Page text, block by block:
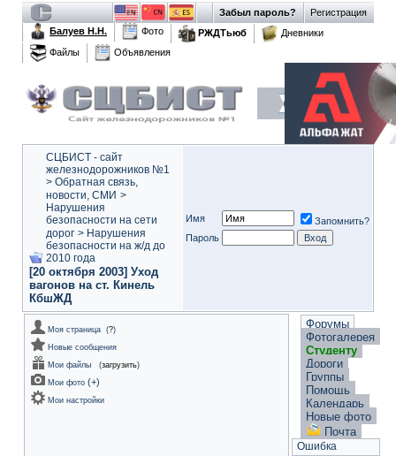
Регистрация
Забыл пароль?
Балуев Н.Н.
Фото РЖДТьюб
Дневники
Файлы
Объявления
СЦБИСТ - сайт
железнодорожников №1
> Обратная связь,
новости, СМИ >
Нарушения
безопасности на сети
дорог > Нарушения
безопасности на ж/д до
2010 года
[20 октября 2003] Уход
вагонов на ст. Кинель
КбшЖД
Имя
Запомнить?
Пароль
Моя страница (?)
Новые сообщения
Мои файлы
(загрузить)
Мои фото (+)
Мои настройки
Форумы
Фотогалерея
Студенту
Дороги
Группы
Помощь
Календарь
Новые фото
Почта
Ошибка